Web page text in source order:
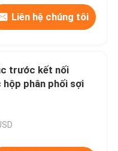
Liên hệ chúng tôi
trước kết nối
phân phối sợi